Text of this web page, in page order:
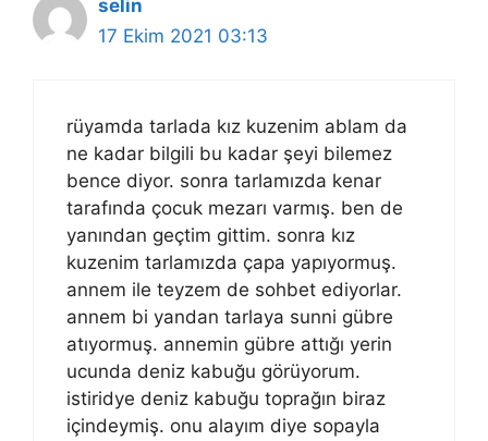
selin
17 Ekim 2021 03:13
rüyamda tarlada kız kuzenim ablam da
ne kadar bilgili bu kadar şeyi bilemez
bence diyor. sonra tarlamızda kenar
tarafında çocuk mezarı varmış. ben de
yanından geçtim gittim. sonra kız
kuzenim tarlamızda çapa yapıyormuş.
annem ile teyzem de sohbet ediyorlar.
annem bi yandan tarlaya sunni gübre
atıyormuş. annemin gübre attığı yerin
ucunda deniz kabuğu görüyorum.
istiridye deniz kabuğu toprağın biraz
içindeymiş. onu alayım diye sopayla